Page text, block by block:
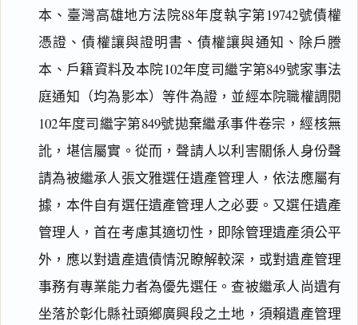
本、臺灣高雄地方法院88年度執字第19742號債權
憑證、債權讓與證明書、債權讓與通知、除戶謄
本、戶籍資料及本院102年度司繼字第849號家事法
庭通知（均為影本）等件為證，並經本院職權調閱
102年度司繼字第849號拋棄繼承事件卷宗，經核無
訛，堪信屬實。從而，聲請人以利害關係人身份聲
請為被繼承人張文雅選任遺產管理人，依法應屬有
據，本件自有選任遺產管理人之必要。又選任遺產
管理人，首在考慮其適切性，即除管理遺產須公平
外，應以對遺產遺債情況瞭解較深，或對遺產管理
事務有專業能力者為優先選任。查被繼承人尚遺有
坐落於彰化縣社頭鄉廣興段之土地，須賴遺產管理